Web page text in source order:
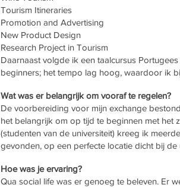
Tourism Itineraries
Promotion and Advertising
New Product Design
Research Project in Tourism
Daarnaast volgde ik een taalcursus
beginners; het tempo lag hoog, waardoor ik
Wat was er belangrijk om vooraf te regelen?
De voorbereiding voor mijn exchange
het belangrijk om op tijd te beginnen met het
(studenten van de universiteit) kreeg ik
gevonden, op een perfecte locatie dicht bij
Hoe was je ervaring?
Qua social life was er genoeg te beleven. Er